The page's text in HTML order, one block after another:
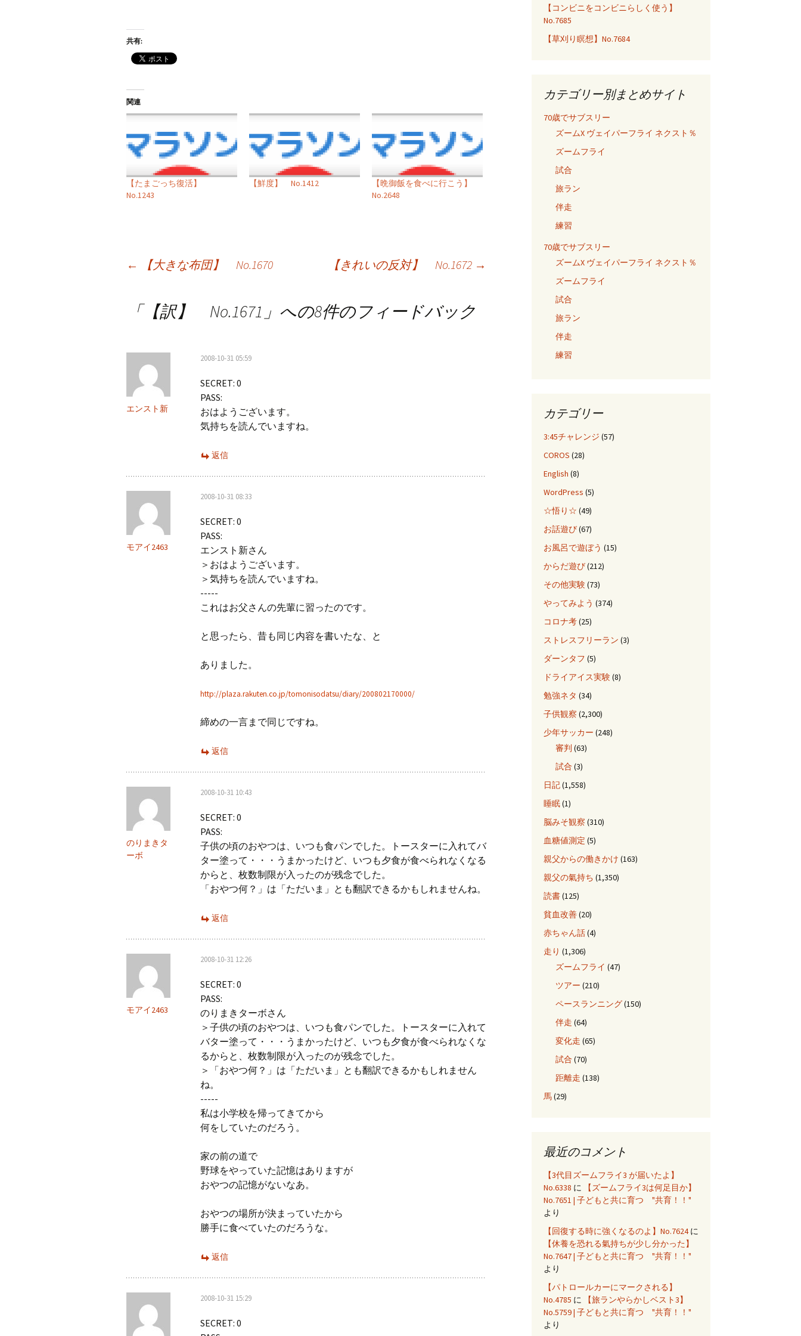
共有:
関連
【たまごっち復活】
No.1243
【鮮度】 No.1412
【晩御飯を食べに行こう】
No.2648
← 【大きな布団】 No.1670 【きれいの反対】 No.1672 →
「【訳】 No.1671 」への8件のフィードバック
エンスト新
2008-10-31 05:59
SECRET: 0
PASS:
おはようございます。
気持ちを読んでいますね。
返信
モアイ2463
2008-10-31 08:33
SECRET: 0
PASS:
エンスト新さん
＞おはようございます。
＞気持ちを読んでいますね。
-----
これはお父さんの先輩に習ったのです。
と思ったら、昔も同じ内容を書いたな、と
ありました。
http://plaza.rakuten.co.jp/tomonisodatsu/diary/200802170000/
締めの一言まで同じですね。
返信
のりまきタ
ーボ
2008-10-31 10:43
SECRET: 0
PASS:
子供の頃のおやつは、いつも食パンでした。トースターに入れてバ
ター塗って・・・うまかったけど、いつも夕食が食べられなくなる
からと、枚数制限が入ったのが残念でした。
「おやつ何？」は「ただいま」とも翻訳できるかもしれませんね。
返信
モアイ2463
2008-10-31 12:26
SECRET: 0
PASS:
のりまきターボさん
＞子供の頃のおやつは、いつも食パンでした。トースターに入れて
バター塗って・・・うまかったけど、いつも夕食が食べられなくな
るからと、枚数制限が入ったのが残念でした。
＞「おやつ何？」は「ただいま」とも翻訳できるかもしれません
ね。
-----
私は小学校を帰ってきてから
何をしていたのだろう。
家の前の道で
野球をやっていた記憶はありますが
おやつの記憶がないなあ。
おやつの場所が決まっていたから
勝手に食べていたのだろうな。
返信
2008-10-31 15:29
SECRET: 0
【コンビニをコンビニらしく使う】
No.7685
【草刈り瞑想】No.7684
カテゴリー別まとめサイト
70歳でサブスリー
ズームX ヴェイパーフライ ネクスト％
ズームフライ
試合
旅ラン
伴走
練習
70歳でサブスリー
ズームX ヴェイパーフライ ネクスト％
ズームフライ
試合
旅ラン
伴走
練習
カテゴリー
3:45チャレンジ (57)
COROS (28)
English (8)
WordPress (5)
☆悟り☆ (49)
お話遊び(67)
お風呂で遊ぼう (15)
からだ遊び(212)
その他実験(73)
やってみよう (374)
コロナ考(25)
ストレスフリーラン (3)
ダーンタフ (5)
ドライアイス実験(8)
勉強ネタ (34)
子供観察 (2,300)
少年サッカー (248)
審判 (63)
試合 (3)
日記(1,558)
睡眠(1)
脳みそ観察 (310)
血糖値測定 (5)
親父からの働きかけ (163)
親父の氣持ち (1,350)
読書(125)
貧血改善(20)
赤ちゃん話(4)
走り (1,306)
ズームフライ (47)
ツアー (210)
ペースランニング(150)
伴走 (64)
変化走 (65)
試合 (70)
距離走 (138)
馬(29)
最近のコメント
【3代目ズームフライ3 が届いたよ】
No.6338 に
【ズームフライ3は何足目か】
No.7651 | 子どもと共に育つ "共育！！"
より
【回復する時に強くなるのよ】No.7624に
【休養を恐れる氣持ちが少し分かった】
No.7647 | 子どもと共に育つ "共育！！"
より
【パトロールカーにマークされる】
No.4785 に
【旅ランやらかしベスト3】
No.5759 | 子どもと共に育つ "共育！！"
より